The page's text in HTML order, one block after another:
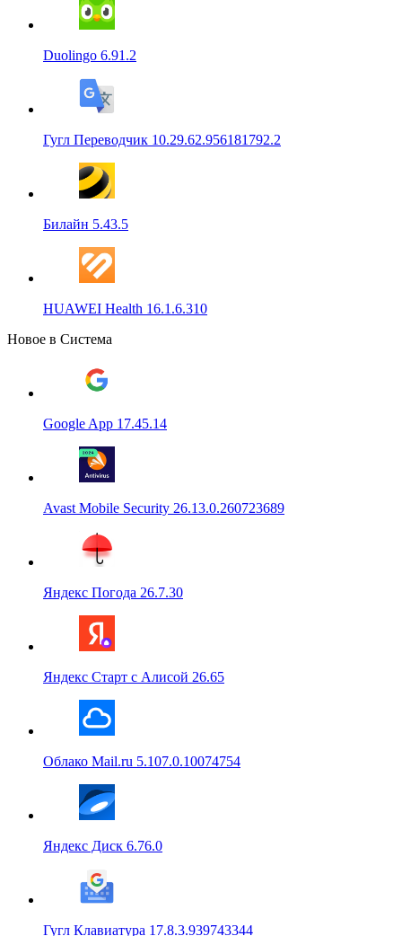
Duolingo 6.91.2
Гугл Переводчик 10.29.62.956181792.2
Билайн 5.43.5
HUAWEI Health 16.1.6.310
Новое в Система
Google App 17.45.14
Avast Mobile Security 26.13.0.260723689
Яндекс Погода 26.7.30
Яндекс Старт с Алисой 26.65
Облако Mail.ru 5.107.0.10074754
Яндекс Диск 6.76.0
Гугл Клавиатура 17.8.3.939743344